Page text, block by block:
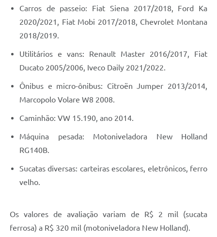
Carros de passeio: Fiat Siena 2017/2018, Ford Ka
2020/2021, Fiat Mobi 2017/2018, Chevrolet Montana
2018/2019.
Utilitários e vans: Renault Master 2016/2017, Fiat
Ducato 2005/2006, Iveco Daily 2021/2022.
Ônibus e micro-ônibus: Citroën Jumper 2013/2014,
Marcopolo Volare W8 2008.
Caminhão: VW 15.190, ano 2014.
Máquina pesada: Motoniveladora New Holland
RG140B.
Sucatas diversas: carteiras escolares, eletrônicos, ferro
velho.
Os valores de avaliação variam de R$ 2 mil (sucata
ferrosa) a R$ 320 mil (motoniveladora New Holland).